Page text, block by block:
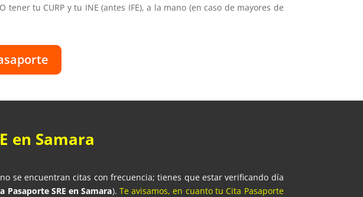
tener tu CURP y tu INE (antes IFE), a la mano (en caso de mayores de
en Samara
se encuentran citas con frecuencia; tienes que estar verificando día
Pasaporte SRE en Samara). Te avisamos, en cuanto tu Cita Pasaporte